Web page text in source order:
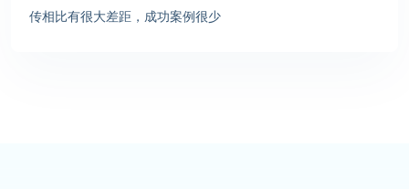
传相比有很大差距，成功案例很少